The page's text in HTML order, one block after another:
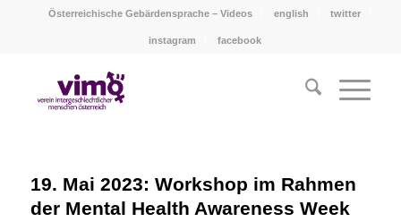
Österreichische Gebärdensprache – Videos english twitter
instagram facebook
19. Mai 2023: Workshop im Rahmen
der Mental Health Awareness Week